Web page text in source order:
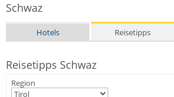
Schwaz
Hotels Reisetipps
Reisetipps Schwaz
Region